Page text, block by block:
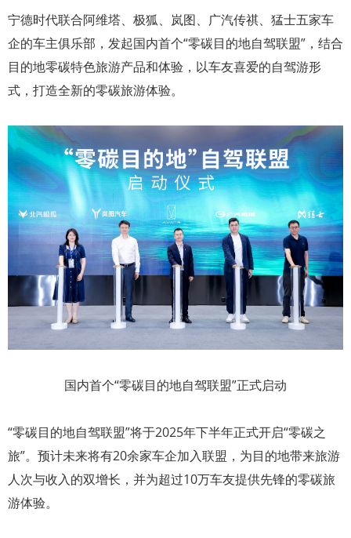
宁德时代联合阿维塔、极狐、岚图、广汽传祺、猛士五家车
企的车主俱乐部，发起国内首个“零碳目的地自驾联盟”，结合
目的地零碳特色旅游产品和体验，以车友喜爱的自驾游形
式，打造全新的零碳旅游体验。
国内首个“零碳目的地自驾联盟”正式启动
“零碳目的地自驾联盟”将于2025年下半年正式开启“零碳之
旅”。预计未来将有20余家车企加入联盟，为目的地带来旅游
人次与收入的双增长，并为超过10万车友提供先锋的零碳旅
游体验。